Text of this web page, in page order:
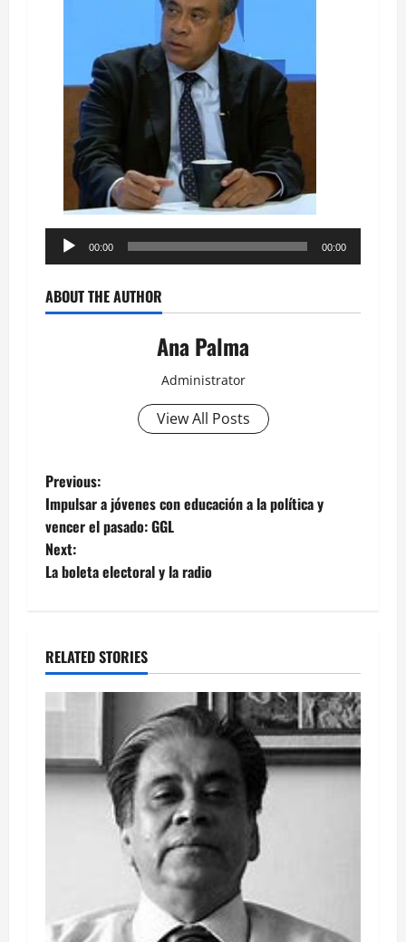
Reproductor
de
00:00 00:00
ABOUT THE AUTHOR
Ana Palma
Administrator
View All Posts
Post
navigation
Previous:
Impulsar a jóvenes con educación a la política y
vencer el pasado: GGL
Next:
La boleta electoral y la radio
RELATED STORIES